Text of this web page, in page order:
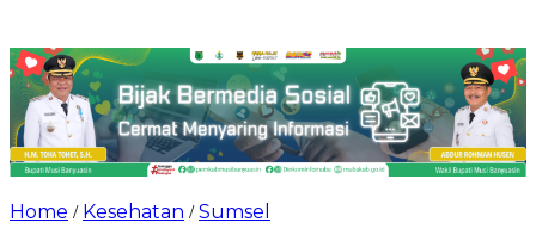
Home / Kesehatan /Sumsel